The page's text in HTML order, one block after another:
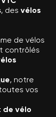
, des vélos
de vélos
contrôlés
, notre
vos
de vélo